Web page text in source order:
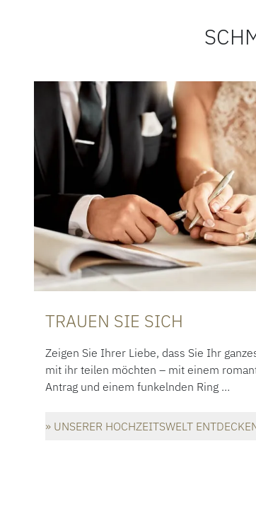
TRAUEN SIE SICH
Zeigen Sie Ihrer Liebe, dass Sie Ihr
mit ihr teilen möchten – mit einem
Antrag und einem funkelnden Ring …
» UNSERER HOCHZEITSWELT